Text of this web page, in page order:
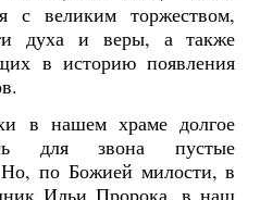
с великим торжеством,
духа и веры, а также
в историю появления
в нашем храме долгое
для звона пустые
по Божией милости, в
Ильи Пророка, в наш